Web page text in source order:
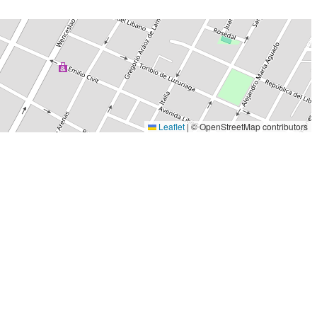
Leaflet|© OpenStreetMap contributors